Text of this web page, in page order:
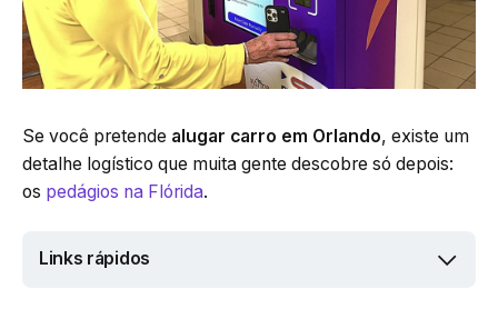
Se você pretende alugar carro em Orlando, existe um
detalhe logístico que muita gente descobre só depois:
os pedágios na Flórida.
Links rápidos